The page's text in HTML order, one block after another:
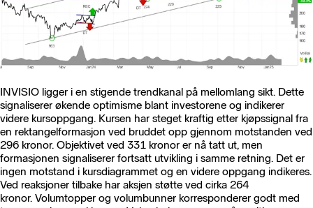
INVISIO ligger i en stigende trendkanal på mellomlang sikt. Dette
signaliserer økende optimisme blant investorene og indikerer
videre kursoppgang. Kursen har steget kraftig etter kjøpssignal fra
en rektangelformasjon ved bruddet opp gjennom motstanden ved
296 kronor. Objektivet ved 331 kronor er nå tatt ut, men
formasjonen signaliserer fortsatt utvikling i samme retning. Det er
ingen motstand i kursdiagrammet og en videre oppgang indikeres.
Ved reaksjoner tilbake har aksjen støtte ved cirka 264
kronor. Volumtopper og volumbunner korresponderer godt med